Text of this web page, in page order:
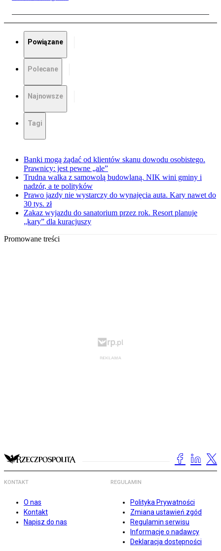
Powiązane
Polecane
Najnowsze
Tagi
Banki mogą żądać od klientów skanu dowodu osobistego.
Prawnicy: jest pewne „ale”
Trudna walka z samowolą budowlaną. NIK wini gminy i
nadzór, a te polityków
Prawo jazdy nie wystarczy do wynajęcia auta. Kary nawet do
30 tys. zł
Zakaz wyjazdu do sanatorium przez rok. Resort planuje
„kary” dla kuracjuszy
Promowane treści
KONTAKT
O nas
Kontakt
Napisz do nas
REGULAMIN
Polityka Prywatności
Zmiana ustawień zgód
Regulamin serwisu
Informacje o nadawcy
Deklaracja dostępności